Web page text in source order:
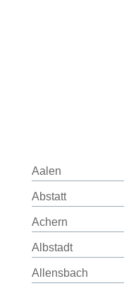
Aalen
Abstatt
Achern
Albstadt
Allensbach